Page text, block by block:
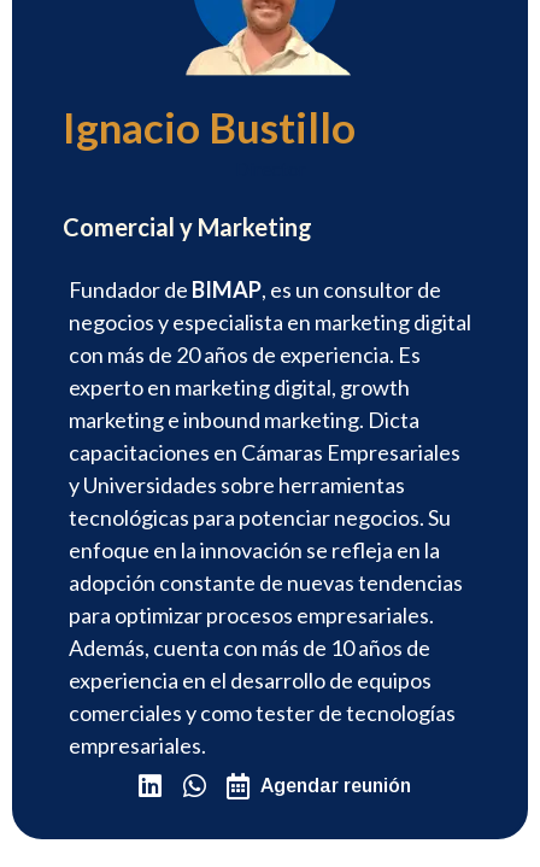
Ignacio Bustillo
Comercial y Marketing
Fundador de BIMAP, es un consultor de
negocios y especialista en marketing digital
con más de 20 años de experiencia. Es
experto en marketing digital, growth
marketing e inbound marketing. Dicta
capacitaciones en Cámaras Empresariales
y Universidades sobre herramientas
tecnológicas para potenciar negocios. Su
enfoque en la innovación se refleja en la
adopción constante de nuevas tendencias
para optimizar procesos empresariales.
Además, cuenta con más de 10 años de
experiencia en el desarrollo de equipos
comerciales y como tester de tecnologías
empresariales.
Agendar reunión